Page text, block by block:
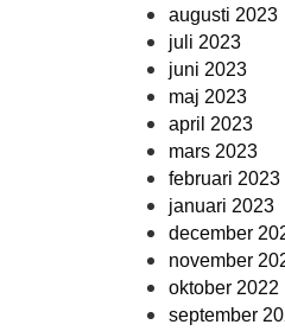
augusti 2023
juli 2023
juni 2023
maj 2023
april 2023
mars 2023
februari 2023
januari 2023
december
november
oktober 2022
september